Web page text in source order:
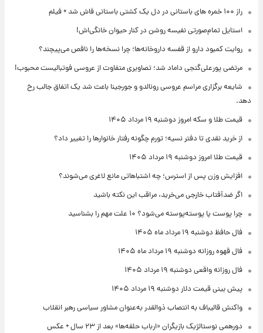
راز ۱۰۰ خمره های باستانی در دل یک کشتی باستانی فاش شد + فیلم
استایل تمام‌صورتی نفیسه روشن در کنار حیوان خانگی‌اش!
روایت کمبود دارو از قفسه داروخانه‌ها؛ چرا نسخه‌ها را ناقص می‌پیچند؟
مرتضی پورعلی‌گنجی داماد شد؛ تصاویری متفاوت از عروسی فوتبالیست محبوب!
شایعه برگزاری مراسم عروسی رونالدو و جورجینا باعث شد یک اتفاق جالب رخ
دهد.
قیمت طلا و سکه امروز دوشنبه ۱۹ مرداد ۱۴۰۵
از خرید نقدی تا دفتر نسیه؛ تورم چگونه رفتار خانوارها را تغییر داد؟
قیمت طلا امروز دوشنبه ۱۹ مرداد ۱۴۰۵
افزایش وزن پس از استرس؛ چه اشتباهاتی مانع لاغری می‌شوند؟
اگر ضدآفتاب خارجی می‌خرید، مراقب این نکته باشید
چرا پوست پا پوسته‌پوسته می‌شود؟ ۱۰ علت مهم را بشناسید
فال حافظ دوشنبه ۱۹ مرداد ماه ۱۴۰۵
فال قهوه روزانه دوشنبه ۱۹ مرداد ماه ۱۴۰۵
فال روزانه واقعی دوشنبه ۱۹ مرداد ۱۴۰۵
پیش‌ بینی قیمت دلار دوشنبه ۱۹ مرداد ۱۴۰۵
واکنش قالیباف به انتصاب ذوالقدر به‌عنوان مشاور سیاسی رهبر انقلاب
دورهمی نوستالژیک بازیگران «ارباب حلقه‌ها» بعد از ۲۳ سال + عکس